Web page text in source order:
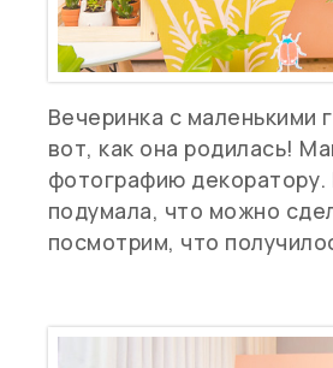
Вечеринка с маленькими
вот, как она родилась!
фотографию декоратору.
подумала, что можно
посмотрим, что